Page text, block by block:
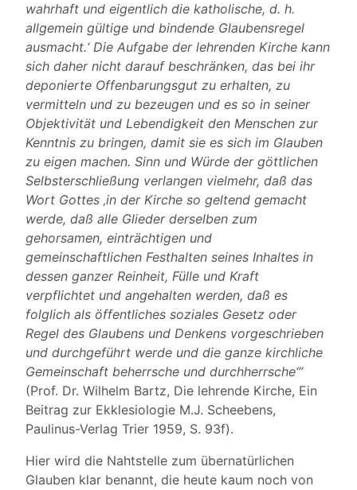
wahrhaft und eigentlich die katholische, d. h.
allgemein gültige und bindende Glaubensregel
ausmacht.‘ Die Aufgabe der lehrenden Kirche kann
sich daher nicht darauf beschränken, das bei ihr
deponierte Offenbarungsgut zu erhalten, zu
vermitteln und zu bezeugen und es so in seiner
Objektivität und Lebendigkeit den Menschen zur
Kenntnis zu bringen, damit sie es sich im Glauben
zu eigen machen. Sinn und Würde der göttlichen
Selbsterschließung verlangen vielmehr, daß das
Wort Gottes ‚in der Kirche so geltend gemacht
werde, daß alle Glieder derselben zum
gehorsamen, einträchtigen und
gemeinschaftlichen Festhalten seines Inhaltes in
dessen ganzer Reinheit, Fülle und Kraft
verpflichtet und angehalten werden, daß es
folglich als öffentliches soziales Gesetz oder
Regel des Glaubens und Denkens vorgeschrieben
und durchgeführt werde und die ganze kirchliche
Gemeinschaft beherrsche und durchherrsche‘“
(Prof. Dr. Wilhelm Bartz, Die lehrende Kirche, Ein
Beitrag zur Ekklesiologie M.J. Scheebens,
Paulinus-Verlag Trier 1959, S. 93f).
Hier wird die Nahtstelle zum übernatürlichen
Glauben klar benannt, die heute kaum noch von